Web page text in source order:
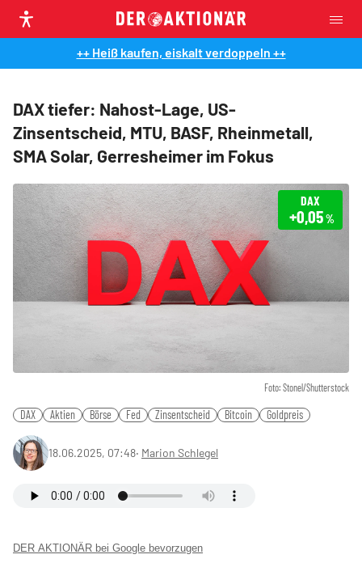
++ Heiß kaufen, eiskalt verdoppeln ++
DAX tiefer: Nahost-Lage, US-
Zinsentscheid, MTU, BASF, Rheinmetall,
SMA Solar, Gerresheimer im Fokus
Foto: Stonel/Shutterstock
DAX
+0,05%
DAX Aktien Börse Fed Zinsentscheid Bitcoin Goldpreis
18.06.2025, 07:48‧ Marion Schlegel
DER AKTIONÄR bei Google bevorzugen